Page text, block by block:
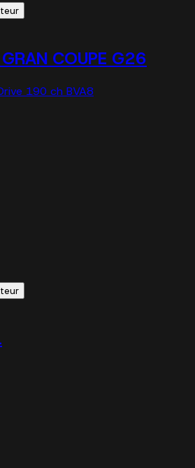
COUPE G26
190 ch BVA8